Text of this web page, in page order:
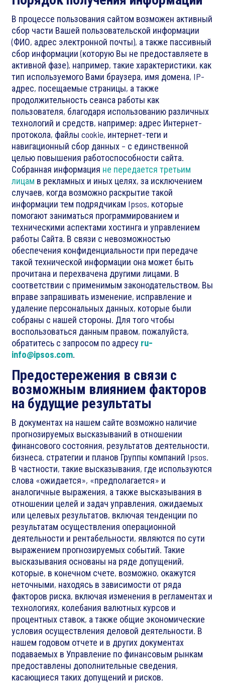
В процессе пользования сайтом возможен активный
сбор части Вашей пользовательской информации
(ФИО, адрес электронной почты), а также пассивный
сбор информации (которую Вы не предоставляете в
активной фазе), например, такие характеристики, как
тип используемого Вами браузера, имя домена, IP-
адрес, посещаемые страницы, а также
продолжительность сеанса работы как
пользователя, благодаря использованию различных
технологий и средств, например: адрес Интернет-
протокола, файлы cookie, интернет-теги и
навигационный сбор данных – с единственной
целью повышения работоспособности сайта.
Собранная информация не передается третьим
лицам в рекламных и иных целях, за исключением
случаев, когда возможно раскрытие такой
информации тем подрядчикам Ipsos, которые
помогают заниматься программированием и
техническими аспектами хостинга и управлением
работы Сайта. В связи с невозможностью
обеспечения конфиденциальности при передаче
такой технической информации она может быть
прочитана и перехвачена другими лицами. В
соответствии с применимым законодательством, Вы
вправе запрашивать изменение, исправление и
удаление персональных данных, которые были
собраны с нашей стороны. Для того чтобы
воспользоваться данным правом, пожалуйста,
обратитесь с запросом по адресу ru-
info@ipsos.com.
Предостережения в связи с
возможным влиянием факторов
на будущие результаты
В документах на нашем сайте возможно наличие
прогнозируемых высказываний в отношении
финансового состояния, результатов деятельности,
бизнеса, стратегии и планов Группы компаний Ipsos.
В частности, такие высказывания, где используются
слова «ожидается», «предполагается» и
аналогичные выражения, а также высказывания в
отношении целей и задач управления, ожидаемых
или целевых результатов, включая тенденции по
результатам осуществления операционной
деятельности и рентабельности, являются по сути
выражением прогнозируемых событий. Такие
высказывания основаны на ряде допущений,
которые, в конечном счете, возможно, окажутся
неточными, находясь в зависимости от ряда
факторов риска, включая изменения в регламентах и
технологиях, колебания валютных курсов и
процентных ставок, а также общие экономические
условия осуществления деловой деятельности. В
нашем годовом отчете и в других документах
подаваемых в Управление по финансовым рынкам
предоставлены дополнительные сведения,
касающиеся таких допущений и рисков.